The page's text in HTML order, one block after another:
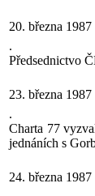
20. března 1987
.
Předsednictvo
23. března 1987
.
Charta 77
jednáních s
24. března 1987